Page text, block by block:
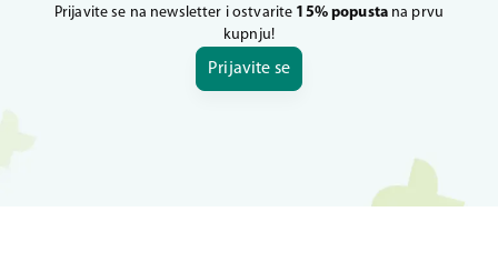
Prijavite se na newsletter i ostvarite 15% popustana prvu
kupnju!
Prijavite se